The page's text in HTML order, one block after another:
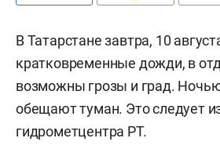
В Татарстане завтра, 10
кратковременные дожди, в
возможны грозы и град.
обещают туман. Это следует
гидрометцентра РТ.